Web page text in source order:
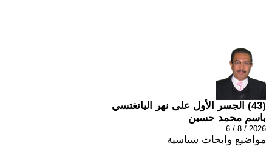
(43) الجسر الأول على نهر اليانغتسي
باسم محمد حسين
2026 / 8 / 6
مواضيع وابحاث سياسية